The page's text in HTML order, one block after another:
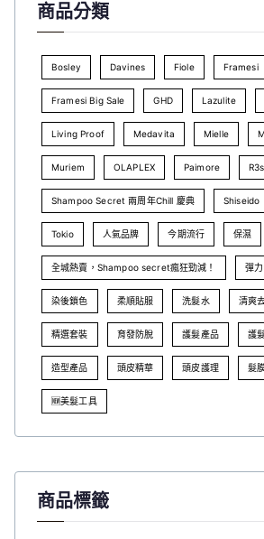
商品分類
Bosley Davines Fiole Framesi
Framesi Big Sale GHD Lazulite
Living Proof Medavita Mielle
Muriem OLAPLEX Paimore
Shampoo Secret 兩周年Chill 慶典 Shiseido
Tokio 人氣品牌 今期流行 保濕
全城熱賣，Shampoo secret瘋狂勁減！ 彈
染後鎖色 柔順貼服 洗髮水 清爽
精選套裝 育發防脫 護髮產品 護
造型產品 頭皮精華 頭皮護理 髮
🆕美髮工具
商品標籤